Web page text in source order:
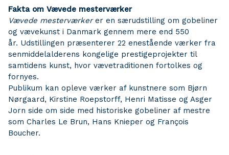
Fakta om Vævede mesterværker
Vævede mesterværkerer en særudstilling om gobeliner
og vævekunst i Danmark gennem mere end 550
år. Udstillingen præsenterer 22 enestående værker fra
senmiddelalderens kongelige prestigeprojekter til
samtidens kunst, hvor vævetraditionen fortolkes og
fornyes.
Publikum kan opleve værker af kunstnere som Bjørn
Nørgaard, Kirstine Roepstorff, Henri Matisse og Asger
Jorn side om side med historiske gobeliner af mestre
som Charles Le Brun, Hans Knieper og François
Boucher.